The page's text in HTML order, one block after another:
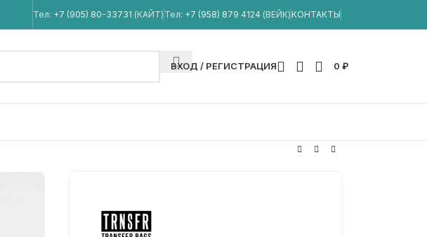
Тел: +7 (905) 80-33731 (КАЙТ) Тел: +7 (958) 879 4124 (ВЕЙК) КОНТАКТЫ
ВХОД / РЕГИСТРАЦИЯ 0 ₽